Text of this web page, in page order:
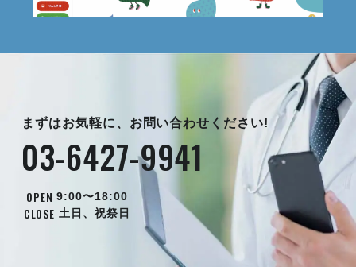
まずはお気軽に、お問い合わせください!
03-6427-9941
OPEN 9:00〜18:00
CLOSE 土日、祝祭日